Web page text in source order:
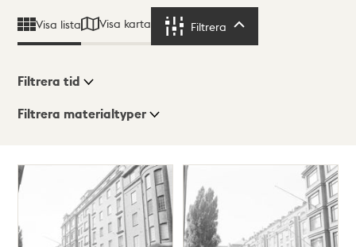
Visa lista Visa karta Filtrera
Visningsläge
Filtrera tid
Filtrera materialtyper
träffar